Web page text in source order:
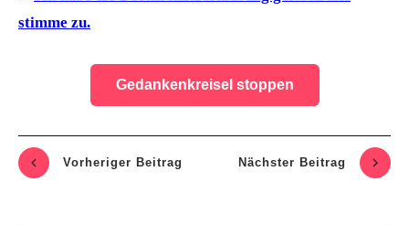
stimme zu.
Vorheriger Beitrag Nächster Beitrag